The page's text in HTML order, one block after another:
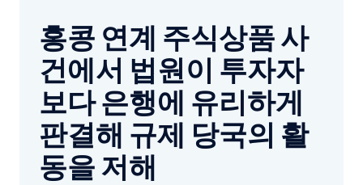
홍콩 연계 주식상품 사
건에서 법원이 투자자
보다 은행에 유리하게
판결해 규제 당국의 활
동을 저해